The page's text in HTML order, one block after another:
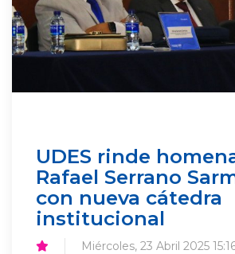
UDES rinde
Rafael Serrano
con nueva cátedra
institucional
Miércoles, 23 Abril 2025